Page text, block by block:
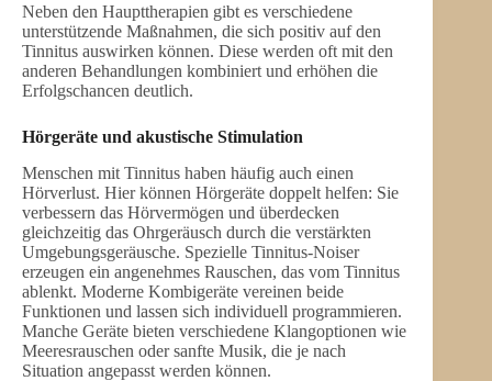
Neben den Haupttherapien gibt es verschiedene
unterstützende Maßnahmen, die sich positiv auf den
Tinnitus auswirken können. Diese werden oft mit den
anderen Behandlungen kombiniert und erhöhen die
Erfolgschancen deutlich.
Hörgeräte und akustische Stimulation
Menschen mit Tinnitus haben häufig auch einen
Hörverlust. Hier können Hörgeräte doppelt helfen: Sie
verbessern das Hörvermögen und überdecken
gleichzeitig das Ohrgeräusch durch die verstärkten
Umgebungsgeräusche. Spezielle Tinnitus-Noiser
erzeugen ein angenehmes Rauschen, das vom Tinnitus
ablenkt. Moderne Kombigeräte vereinen beide
Funktionen und lassen sich individuell programmieren.
Manche Geräte bieten verschiedene Klangoptionen wie
Meeresrauschen oder sanfte Musik, die je nach
Situation angepasst werden können.